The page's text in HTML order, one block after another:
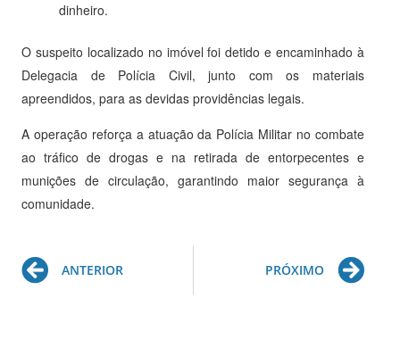
dinheiro.
O suspeito localizado no imóvel foi detido e encaminhado à
Delegacia de Polícia Civil, junto com os materiais
apreendidos, para as devidas providências legais.
A operação reforça a atuação da Polícia Militar no combate
ao tráfico de drogas e na retirada de entorpecentes e
munições de circulação, garantindo maior segurança à
comunidade.
Prev
ANTERIOR PRÓXIMO